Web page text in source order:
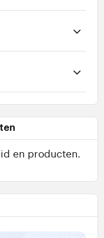
en producten.